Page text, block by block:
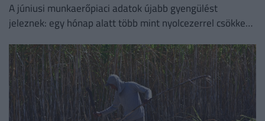
A júniusi munkaerőpiaci adatok újabb gyengülést
jeleznek: egy hónap alatt több mint nyolcezerrel csökkent